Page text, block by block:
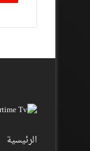
الرئيسية